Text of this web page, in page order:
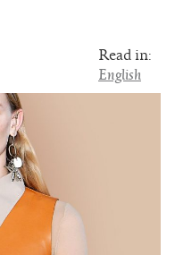
Read in:
English